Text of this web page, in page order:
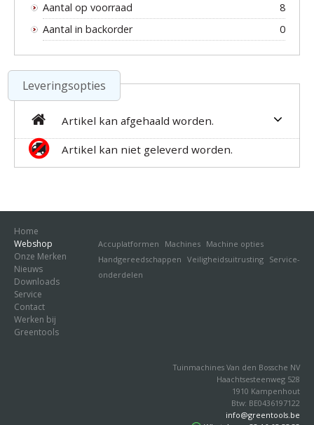
Aantal op voorraad
8
Aantal in backorder
0
Leveringsopties
Artikel kan afgehaald worden.
Artikel kan niet geleverd worden.
Home
Webshop
Accuplatformen Machines Machine opties
Handgereedschappen Veiligheidsuitrusting Service-
onderdelen
Onze Merken
Nieuws
Downloads
Service
Contact
Werken bij
Greentools
Tuinmachines Van den Bossche NV
Haachtsesteenweg 528
1910 Kampenhout
Btw: BE0436197122
info@greentools.be